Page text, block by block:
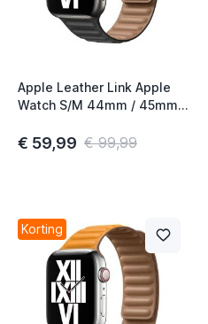
Apple Leather Link Apple
Watch S/M 44mm / 45mm /
€ 59,99 € 99,99
Korting